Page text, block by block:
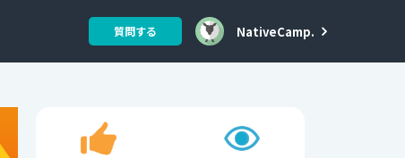
質問する NativeCamp.